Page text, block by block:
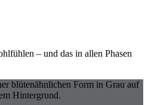
– und das in allen Phasen